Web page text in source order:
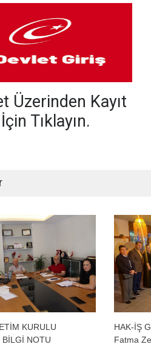
Üzerinden Kayıt
Tıklayın.
KURULU
NOTU
HAK-İŞ
Fatma